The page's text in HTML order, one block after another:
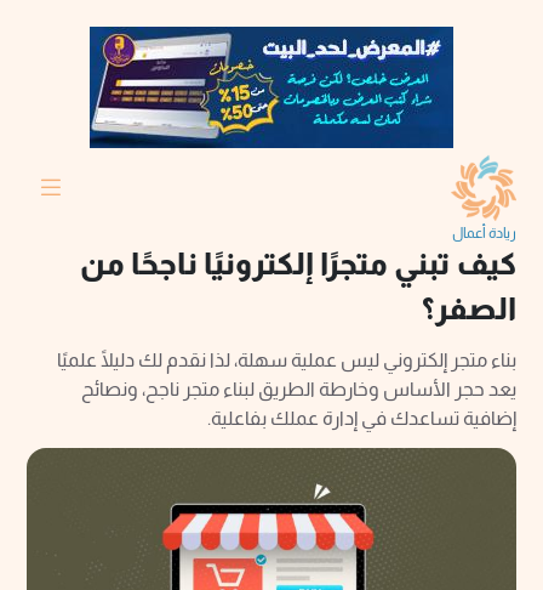
ريادة أعمال
كيف تبني متجرًا إلكترونيًا ناجحًا من
الصفر؟
بناء متجر إلكتروني ليس عملية سهلة، لذا نقدم لك دليلًا علميًا
يعد حجر الأساس وخارطة الطريق لبناء متجر ناجح، ونصائح
إضافية تساعدك في إدارة عملك بفاعلية.